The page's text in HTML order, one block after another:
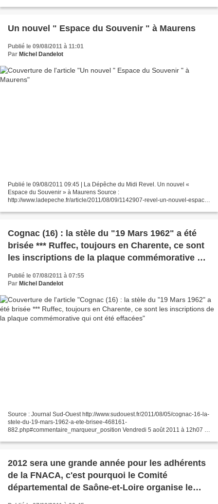
Un nouvel " Espace du Souvenir " à Maurens
Publié le 09/08/2011 à 11:01
Par Michel Dandelot
Publié le 09/08/2011 09:45 | La Dépêche du Midi Revel. Un nouvel «
Espace du Souvenir » à Maurens Source :
http://www.ladepeche.fr/article/2011/08/09/1142907-revel-un-nouvel-espace-
présents...
Cognac (16) : la stèle du "19 Mars 1962" a été
brisée *** Ruffec, toujours en Charente, ce sont
les inscriptions de la plaque commémorative qui
ont été effacées
Publié le 07/08/2011 à 07:55
Par Michel Dandelot
Source : Journal Sud-Ouest http://www.sudouest.fr/2011/08/05/cognac-16-la-
stele-du-19-mars-1962-a-ete-brisee-468161-
882.php#commentaire_marqueur_position Vendredi 5 août 2011 à 12h07 |
2012 sera une grande année pour les adhérents
de la FNACA, c'est pourquoi le Comité
départemental de Saône-et-Loire organise le